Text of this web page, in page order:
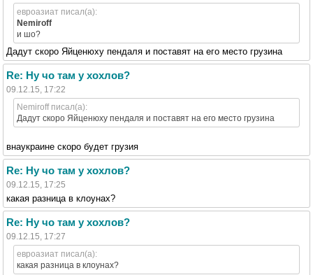
евроазиат писал(а):
Nemiroff
и шо?
Дадут скоро Яйценюху пендаля и поставят на его место грузина
Re: Ну чо там у хохлов?
09.12.15, 17:22
Nemiroff писал(а):
Дадут скоро Яйценюху пендаля и поставят на его место грузина
внаукраине скоро будет грузия
Re: Ну чо там у хохлов?
09.12.15, 17:25
какая разница в клоунах?
Re: Ну чо там у хохлов?
09.12.15, 17:27
евроазиат писал(а):
какая разница в клоунах?